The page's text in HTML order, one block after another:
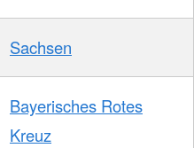
Sachsen
Bayerisches Rotes
Kreuz